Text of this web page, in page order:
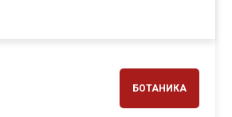
БОТАНИКА